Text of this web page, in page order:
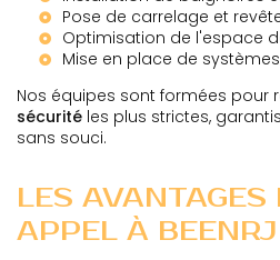
Pose de carrelage et
Optimisation de l'espace
Mise en place de
Nos équipes sont formées pour
sécurité les plus strictes,
sans souci.
LES AVANTAGES
APPEL À BEENRJ